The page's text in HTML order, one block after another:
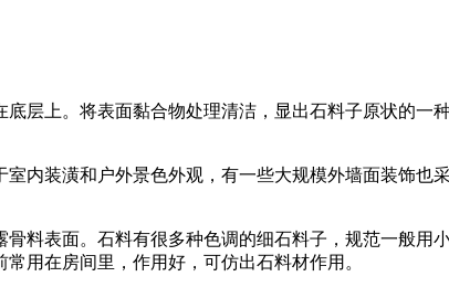
层上。将表面黏合物处理清洁，显出石料子原状的一
装潢和户外景色外观，有一些大规模外墙面装饰也
表面。石料有很多种色调的细石料子，规范一般用
用在房间里，作用好，可仿出石料材作用。